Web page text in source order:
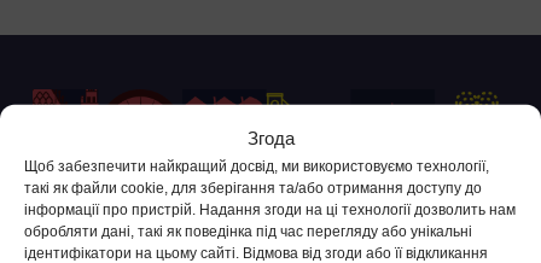
Згода
Щоб забезпечити найкращий досвід, ми використовуємо технології,
такі як файли cookie, для зберігання та/або отримання доступу до
інформації про пристрій. Надання згоди на ці технології дозволить нам
обробляти дані, такі як поведінка під час перегляду або унікальні
ідентифікатори на цьому сайті. Відмова від згоди або її відкликання
Контакт Служби Підтримки